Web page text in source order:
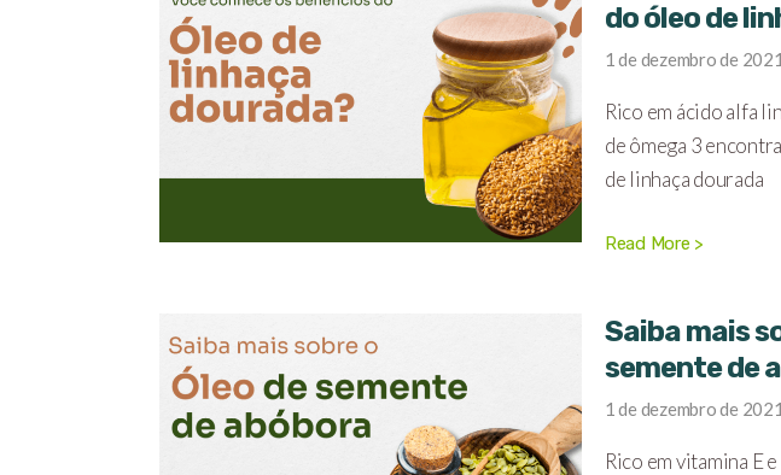
do óleo de
1 de dezembro de 2021
Rico em ácido alfa
de ômega 3
de linhaça dourada
Read More >
Saiba mais
semente de
1 de dezembro de 2021
Rico em vitamina E